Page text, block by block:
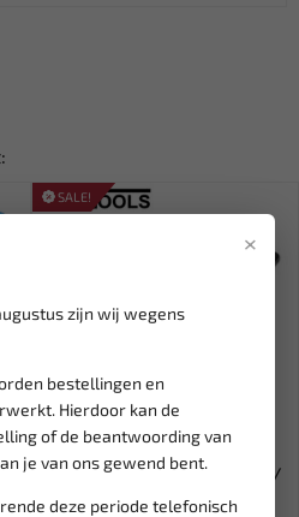
×
zijn wij wegens
bestellingen en
Hierdoor kan de
of de beantwoording van
je van ons gewend bent.
deze periode telefonisch
SALE!
Leverbaar
WEBER TOOLS Monteursbed /
ligbed voor sleutelen WT...